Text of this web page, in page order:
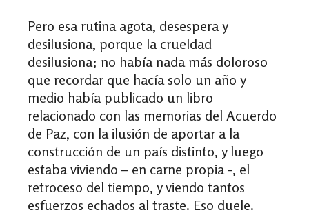
Pero esa rutina agota, desespera y
desilusiona, porque la crueldad
desilusiona; no había nada más doloroso
que recordar que hacía solo un año y
medio había publicado un libro
relacionado con las memorias del Acuerdo
de Paz, con la ilusión de aportar a la
construcción de un país distinto, y luego
estaba viviendo – en carne propia -, el
retroceso del tiempo, y viendo tantos
esfuerzos echados al traste. Eso duele.